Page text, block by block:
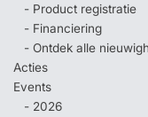
- Product registratie
- Financiering
- Ontdek alle
Acties
Events
- 2026